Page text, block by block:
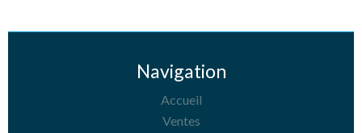
Navigation
Accueil
Ventes